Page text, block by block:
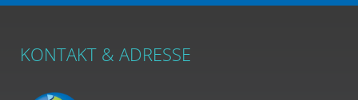
KONTAKT & ADRESSE